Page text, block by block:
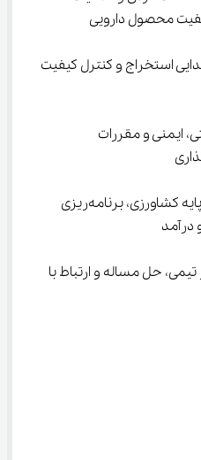
استخراج و کنترل کیفیت
ایمنی و مقررات
توانایی انجام محاسبات پایه کشاورزی، برنامه‎‌ریزی
درآمد
تیمی، حل مساله و ارتباط با